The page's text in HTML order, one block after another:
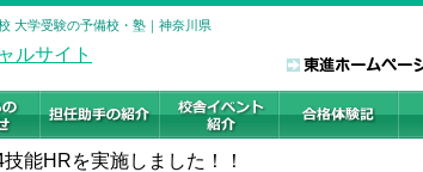
大学受験の予備校・塾｜神奈川県
技能HRを実施しました！！